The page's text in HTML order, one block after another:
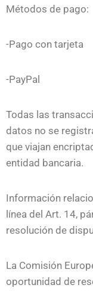
Métodos de pago:
-Pago con tarjeta
-PayPal
Todas las
datos no se
que viajan
entidad bancaria.
Información
línea del Art. 14,
resolución de
La Comisión
oportunidad de